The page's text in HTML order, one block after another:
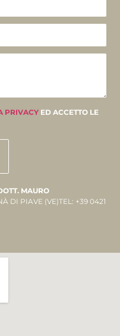
PRIVACY ED ACCETTO LE
MAURO
DI PIAVE (VE)TEL: +39 0421